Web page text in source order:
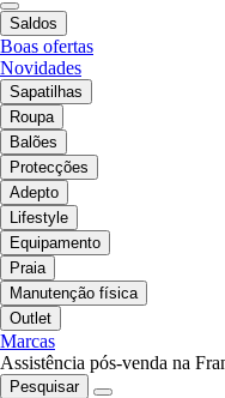
Saldos
Boas ofertas
Novidades
Sapatilhas
Roupa
Balões
Protecções
Adepto
Lifestyle
Equipamento
Praia
Manutenção física
Outlet
Marcas
Assistência pós-venda na
Pesquisar